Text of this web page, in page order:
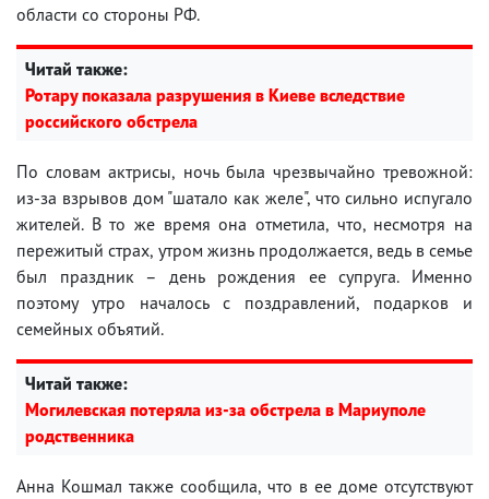
области со стороны РФ.
Читай также:
Ротару показала разрушения в Киеве вследствие
российского обстрела
По словам актрисы, ночь была чрезвычайно тревожной:
из-за взрывов дом "шатало как желе", что сильно испугало
жителей. В то же время она отметила, что, несмотря на
пережитый страх, утром жизнь продолжается, ведь в семье
был праздник – день рождения ее супруга. Именно
поэтому утро началось с поздравлений, подарков и
семейных объятий.
Читай также:
Могилевская потеряла из-за обстрела в Мариуполе
родственника
Анна Кошмал также сообщила, что в ее доме отсутствуют